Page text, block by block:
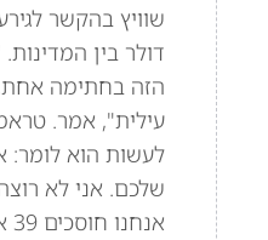
דולר בין
הזה בחתימה
עילית", אמר.
לעשות הוא לומר:
שלכם. אני לא